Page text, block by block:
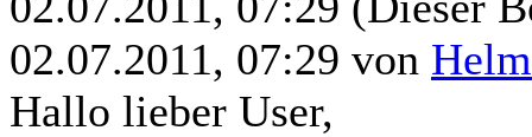
02.07.2011, 07:29 von
Hallo lieber User,